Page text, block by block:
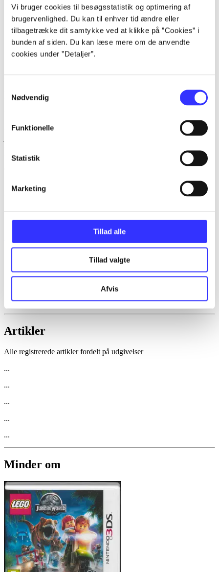
Vi bruger cookies til besøgsstatistik og optimering af
brugervenlighed. Du kan til enhver tid ændre eller
tilbagetrække dit samtykke ved at klikke på ”Cookies” i
bunden af siden. Du kan læse mere om de anvendte
cookies under ”Detaljer”.
Nødvendig
Funktionelle
Statistik
Marketing
Tillad alle
Tillad valgte
Afvis
Beskrivelse
Simulationsspil. Er du vild med store traktorer, køer og får? Her kan
du prøve at have dit eget landbrug komplet med dyr, maskiner og
jord. Du starter fra bunden og hvis du er rigtig dygtig, så får du både
Artiklen er en del af
Tidsskrift
handler ofte om
Artikler med samme emner
Fra
Artikler
Alle registrerede artikler fordelt på udgivelser
...
...
...
...
...
Minder om